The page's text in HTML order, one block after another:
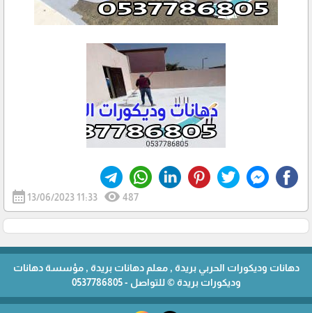
calendar_month 13/06/2023 11:33 visibility 487
دهانات وديكورات الحربي بريدة , معلم دهانات بريدة , مؤسسة دهانات
وديكورات بريدة © للتواصل - 0537786805